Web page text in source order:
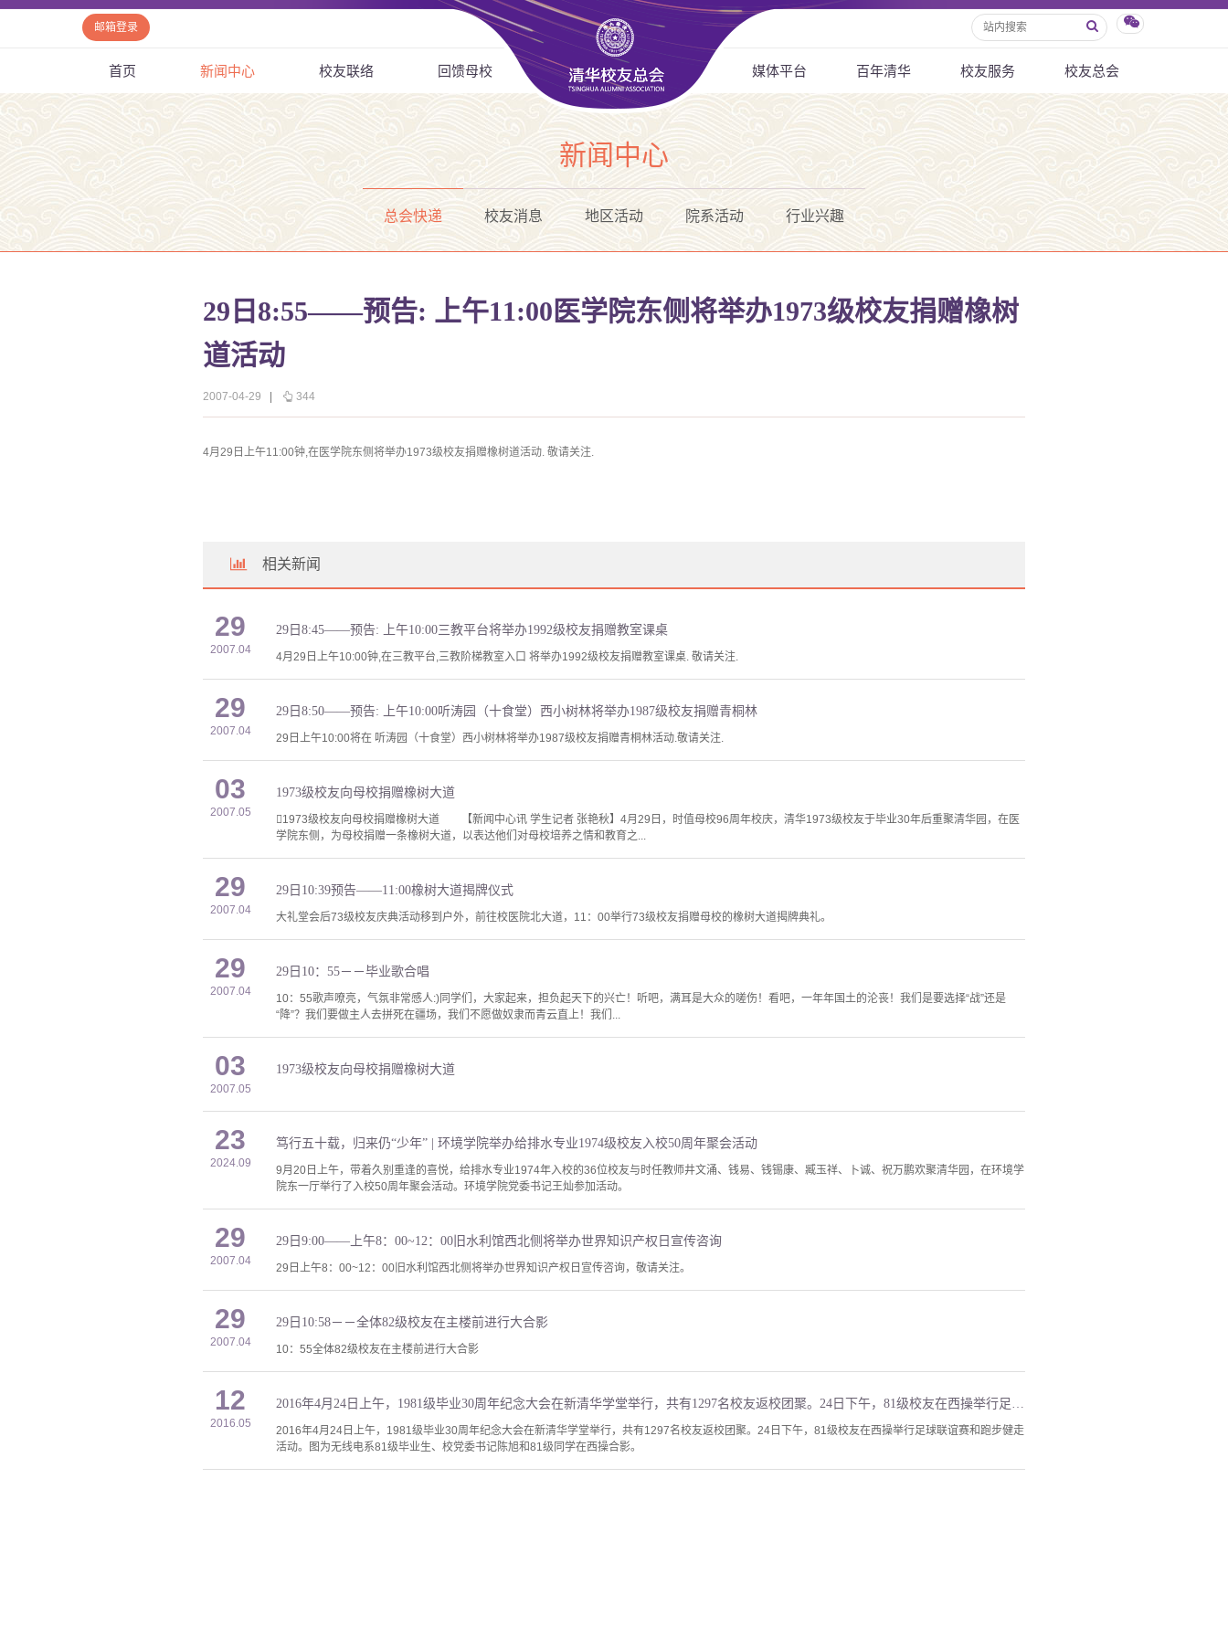
邮箱登录
首页 新闻中心 校友联络 回馈母校 媒体平台 百年清华 校友服务 校友总会
新闻中心
总会快递 校友消息 地区活动 院系活动 行业兴趣
29日8:55——预告: 上午11:00医学院东侧将举办1973级校友捐赠橡树
道活动
2007-04-29 344
4月29日上午11:00钟,在医学院东侧将举办1973级校友捐赠橡树道活动. 敬请关注.
相关新闻
29
2007.04
29日8:45——预告: 上午10:00三教平台将举办1992级校友捐赠教室课桌
4月29日上午10:00钟,在三教平台,三教阶梯教室入口 将举办1992级校友捐赠教室课桌. 敬请关注.
29
2007.04
29日8:50——预告: 上午10:00听涛园（十食堂）西小树林将举办1987级校友捐赠青桐林
29日上午10:00将在 听涛园（十食堂）西小树林将举办1987级校友捐赠青桐林活动.敬请关注.
03
2007.05
1973级校友向母校捐赠橡树大道
1973级校友向母校捐赠橡树大道 【新闻中心讯 学生记者 张艳秋】4月29日，时值母校96周年校庆，清华1973级校友于毕业30年后重聚清华园，在医
学院东侧，为母校捐赠一条橡树大道，以表达他们对母校培养之情和教育之...
29
2007.04
29日10:39预告——11:00橡树大道揭牌仪式
大礼堂会后73级校友庆典活动移到户外，前往校医院北大道，11：00举行73级校友捐赠母校的橡树大道揭牌典礼。
29
2007.04
29日10：55－－毕业歌合唱
10：55歌声嘹亮，气氛非常感人:)同学们，大家起来，担负起天下的兴亡！听吧，满耳是大众的嗟伤！看吧，一年年国土的沦丧！我们是要选择“战”还是
“降”？我们要做主人去拼死在疆场，我们不愿做奴隶而青云直上！我们...
03
2007.05
1973级校友向母校捐赠橡树大道
23
2024.09
笃行五十载，归来仍“少年” | 环境学院举办给排水专业1974级校友入校50周年聚会活动
9月20日上午，带着久别重逢的喜悦，给排水专业1974年入校的36位校友与时任教师井文涌、钱易、钱锡康、臧玉祥、卜诚、祝万鹏欢聚清华园，在环境学
院东一厅举行了入校50周年聚会活动。环境学院党委书记王灿参加活动。
29
2007.04
29日9:00——上午8：00~12：00旧水利馆西北侧将举办世界知识产权日宣传咨询
29日上午8：00~12：00旧水利馆西北侧将举办世界知识产权日宣传咨询，敬请关注。
29
2007.04
29日10:58－－全体82级校友在主楼前进行大合影
10：55全体82级校友在主楼前进行大合影
12
2016.05
2016年4月24日上午，1981级毕业30周年纪念大会在新清华学堂举行，共有1297名校友返校团聚。24日下午，81级校友在西操举行足球联谊赛和跑步健走活动。图为无线电系81级毕业生、校党委书记陈旭和81级同学在西操合影。
2016年4月24日上午，1981级毕业30周年纪念大会在新清华学堂举行，共有1297名校友返校团聚。24日下午，81级校友在西操举行足球联谊赛和跑步健走
活动。图为无线电系81级毕业生、校党委书记陈旭和81级同学在西操合影。